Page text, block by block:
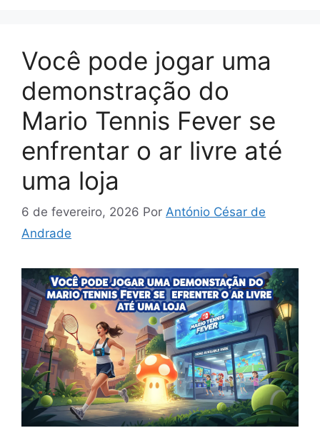
Você pode jogar uma
demonstração do
Mario Tennis Fever se
enfrentar o ar livre até
uma loja
6 de fevereiro, 2026 Por António César de
Andrade